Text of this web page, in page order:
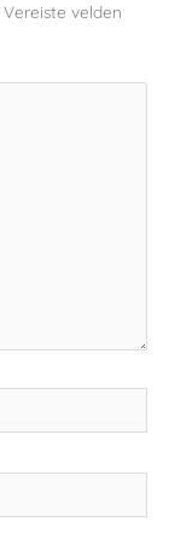
Vereiste velden